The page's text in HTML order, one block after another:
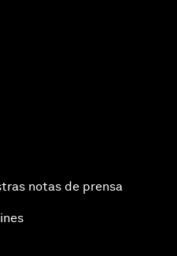
notas de prensa